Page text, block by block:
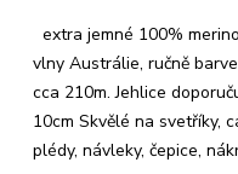
extra jemné 100%
vlny Austrálie, ručně
cca 210m. Jehlice
10cm Skvělé na svetříky,
plédy, návleky, čepice,